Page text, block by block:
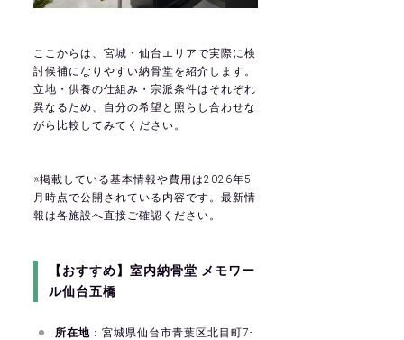
ここからは、宮城・仙台エリアで実際に検
討候補になりやすい納骨堂を紹介します。
立地・供養の仕組み・宗派条件はそれぞれ
異なるため、自分の希望と照らし合わせな
がら比較してみてください。
※掲載している基本情報や費用は2026年5
月時点で公開されている内容です。最新情
報は各施設へ直接ご確認ください。
【おすすめ】室内納骨堂 メモワー
ル仙台五橋
所在地 ：宮城県仙台市青葉区北目町7-